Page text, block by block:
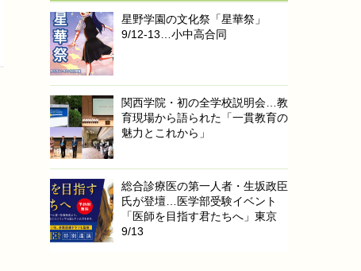
星野学園の文化祭「星華祭」
9/12-13…小中高合同
関西学院・初の全学校説明会…教
育現場から語られた「一貫教育の
魅力とこれから」
総合診療医の第一人者・生坂政臣
氏が登壇…医学部受験イベント
「医師を目指す君たちへ」東京
9/13